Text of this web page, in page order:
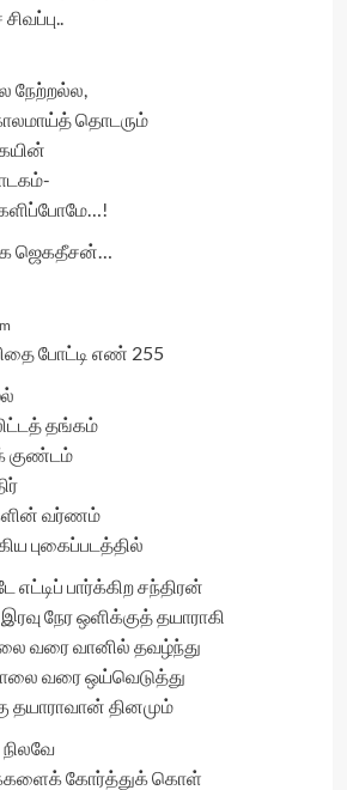
நேற்றல்ல,
தொடரும்
ஜெகதீசன்…
போட்டி எண் 255
தங்கம்
குண்டம்
வர்ணம்
புகைப்படத்தில்
எட்டிப் பார்க்கிற சந்திரன்
நேர ஒளிக்குத் தயாராகி
வரை வானில் தவழ்ந்து
வரை ஒய்வெடுத்து
தயாராவான் தினமும்
கோர்த்துக் கொள்